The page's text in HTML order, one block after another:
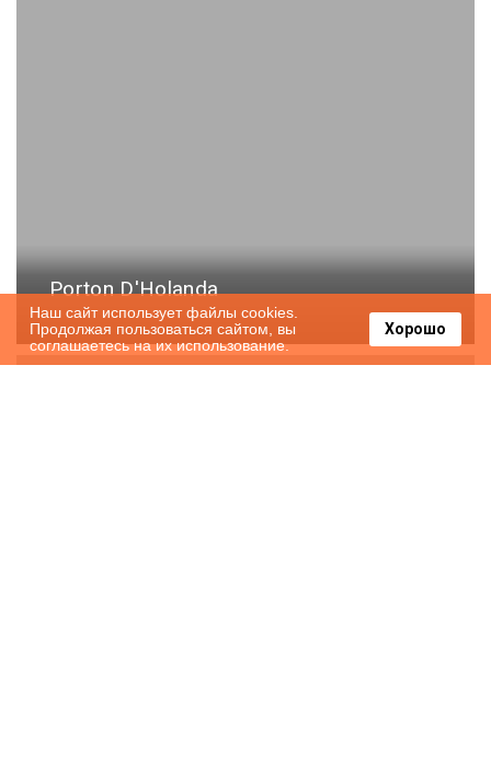
Porton D'Holanda
Наш сайт использует файлы cookies.
Продолжая пользоваться сайтом, вы
соглашаетесь на их использование.
Хорошо